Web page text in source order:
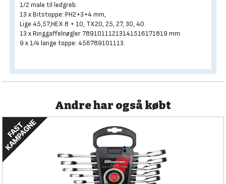
1/2 male til ledgreb.
13 x Bitstoppe: PH2+3+4 mm,
Lige 45,57,HEX 8 + 10, TX20, 25, 27, 30, 40.
13 x Ringgaffelnøgler 78910111213141516171819 mm.
9 x 1/4 lange toppe: 456789101113.
Andre har også købt